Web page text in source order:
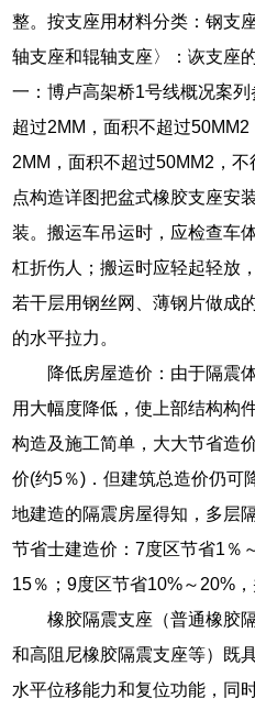
整。按支座用材料分类：钢支
轴支座和辊轴支座〉：诙支座
一：博卢高架桥1号线概况案
超过2MM，面积不超过
2MM，面积不超过50MM2，
点构造详图把盆式橡胶支座安
装。搬运车吊运时，应检查车
杠折伤人；搬运时应轻起轻放
若干层用钢丝网、薄钢片做成
的水平拉力。
降低房屋造价：由于隔震
用大幅度降低，使上部结构构
构造及施工简单，大大节省造
价(约5％)．但建筑总造价仍可
地建造的隔震房屋得知，多层
节省士建造价：7度区节省1％
15％；9度区节省10%～20%，
橡胶隔震支座（普通橡胶
和高阻尼橡胶隔震支座等）既
水平位移能力和复位功能，同